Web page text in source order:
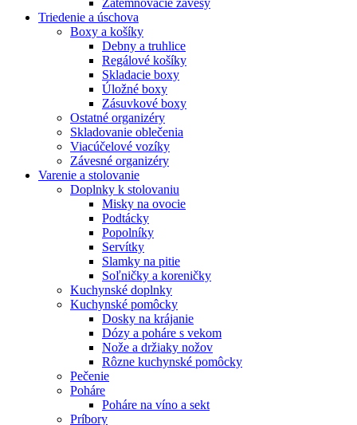
Triedenie a úschova
Boxy a košíky
Debny a truhlice
Regálové košíky
Skladacie boxy
Úložné boxy
Zásuvkové boxy
Ostatné organizéry
Skladovanie oblečenia
Viacúčelové vozíky
Závesné organizéry
Varenie a stolovanie
Doplnky k stolovaniu
Misky na ovocie
Podtácky
Popolníky
Servítky
Slamky na pitie
Soľničky a koreničky
Kuchynské doplnky
Kuchynské pomôcky
Dosky na krájanie
Dózy a poháre s vekom
Nože a držiaky nožov
Rôzne kuchynské pomôcky
Pečenie
Poháre
Poháre na víno a sekt
Príbory